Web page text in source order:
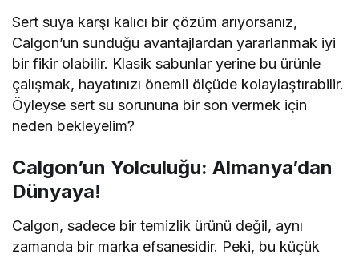
Sert suya karşı kalıcı bir çözüm arıyorsanız,
Calgon’un sunduğu avantajlardan yararlanmak iyi
bir fikir olabilir. Klasik sabunlar yerine bu ürünle
çalışmak, hayatınızı önemli ölçüde kolaylaştırabilir.
Öyleyse sert su sorununa bir son vermek için
neden bekleyelim?
Calgon’un Yolculuğu: Almanya’dan
Dünyaya!
Calgon, sadece bir temizlik ürünü değil, aynı
zamanda bir marka efsanesidir. Peki, bu küçük